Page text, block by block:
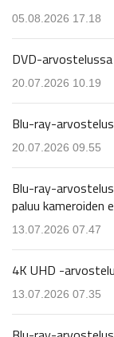
05.08.2026 17.18
DVD-
20.07.2026 10.19
Blu-ray-
20.07.2026 09.55
Blu-ray-
paluu kameroiden
13.07.2026 07.47
4K UHD -
13.07.2026 07.35